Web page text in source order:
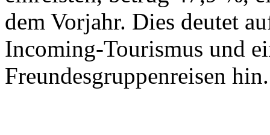
dem Vorjahr. Dies deutet
Incoming-Tourismus und
Freundesgruppenreisen hin.